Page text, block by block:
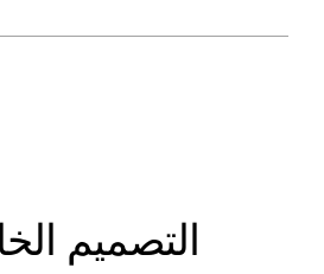
التصميم